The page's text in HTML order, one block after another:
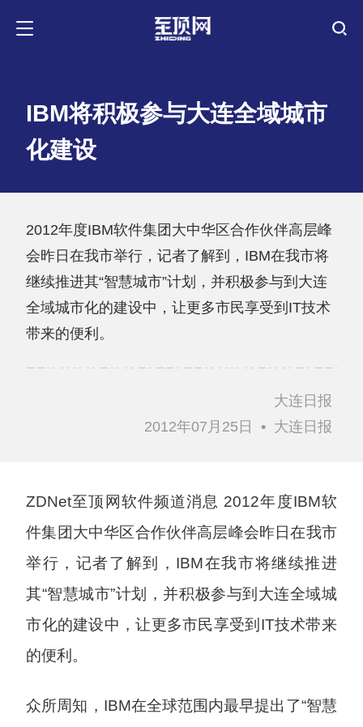
IBM将积极参与大连全域城市
化建设
2012年度IBM软件集团大中华区合作伙伴高层峰
会昨日在我市举行，记者了解到，IBM在我市将
继续推进其“智慧城市”计划，并积极参与到大连
全域城市化的建设中，让更多市民享受到IT技术
带来的便利。
大连日报
2012年07月25日
• 大连日报
ZDNet至顶网软件频道消息 2012年度IBM软
件集团大中华区合作伙伴高层峰会昨日在我市
举行，记者了解到，IBM在我市将继续推进
其“智慧城市”计划，并积极参与到大连全域城
市化的建设中，让更多市民享受到IT技术带来
的便利。
众所周知，IBM在全球范围内最早提出了“智慧